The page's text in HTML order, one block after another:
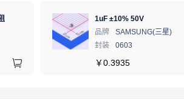
1uF ±10% 50V
品牌
SAMSUNG(三星)
封装
0603
￥0.3935